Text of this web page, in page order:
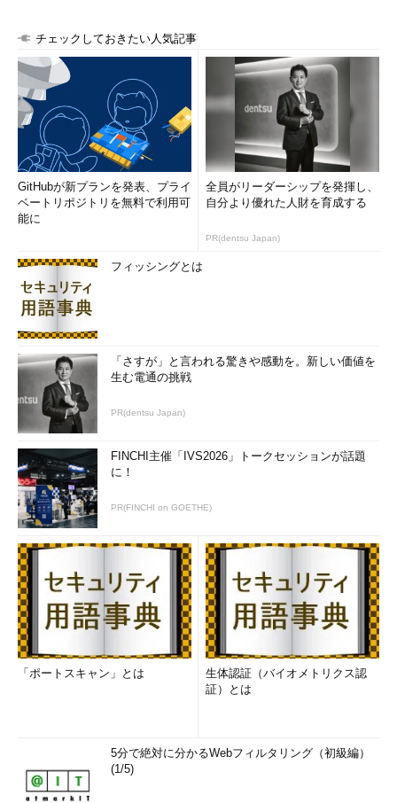
イラスト：Ayumi
チェックしておきたい人気記事
GitHubが新プランを発表、プライ
ベートリポジトリを無料で利用可
能に
全員がリーダーシップを発揮し、
自分より優れた人財を育成する
PR(dentsu Japan)
フィッシングとは
「さすが」と言われる驚きや感動を。新しい価値を
生む電通の挑戦
PR(dentsu Japan)
FINCHI主催「IVS2026」トークセッションが話題
に！
PR(FINCHI on GOETHE)
「ポートスキャン」とは
生体認証（バイオメトリクス認
証）とは
5分で絶対に分かるWebフィルタリング（初級編）
(1/5)